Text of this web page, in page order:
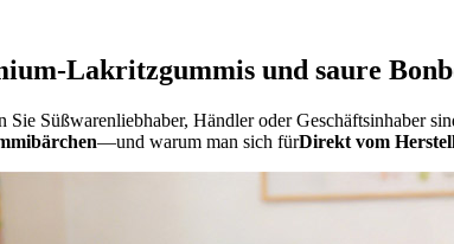
Lakritzgummis und saure
Sie Süßwarenliebhaber, Händler oder Geschäftsinhaber
—und warum man sich fürDirekt vom